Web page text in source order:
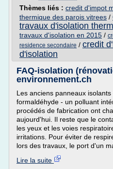
Thèmes liés : credit d'impot
thermique des parois vitrees /
travaux d'isolation
travaux d'isolation en 2015 /
residence secondaire / credit
d'isolation
FAQ-isolation
environnement.ch
Les anciens panneaux
formaldéhyde - un polluant
procédés de fabrication ont
aujourd'hui. Il reste que le
les yeux et les voies
irritations. Pour éviter de
lors des travaux, le port d'un
Lire la suite